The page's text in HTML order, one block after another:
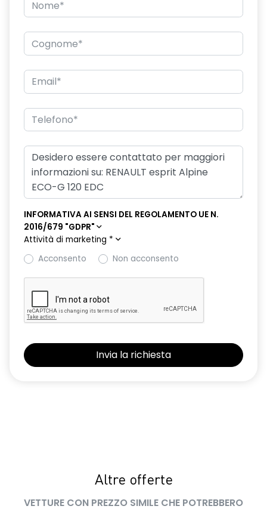
INFORMATIVA AI SENSI DEL REGOLAMENTO UE N.
2016/679 "GDPR"
Attività di marketing *
Acconsento
Non acconsento
Altre offerte
VETTURE CON PREZZO SIMILE CHE POTREBBERO